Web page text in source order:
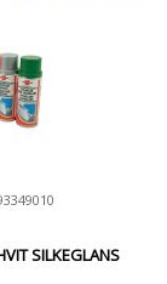
SILKEGLANS